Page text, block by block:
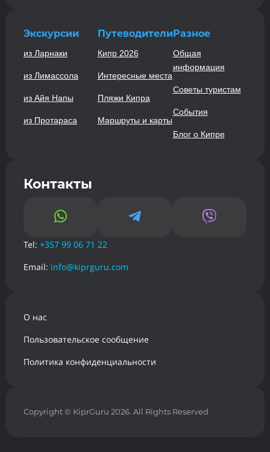
Экскурсии
из Ларнаки
из Лимассола
из Айя Напы
из Протараса
Путеводители
Кипр 2026
Интересные места
Пляжи Кипра
Маршруты и карты
Разное
Общая
информация
Советы туристам
События
Блог о Кипре
Контакты
  
Tel: +357 99 06 71 22
Email: info@kiprguru.com
О нас
Пользовательское сообщение
Политика конфиденциальности
Copyright© KiprGuru 2026. All Rights Reserved